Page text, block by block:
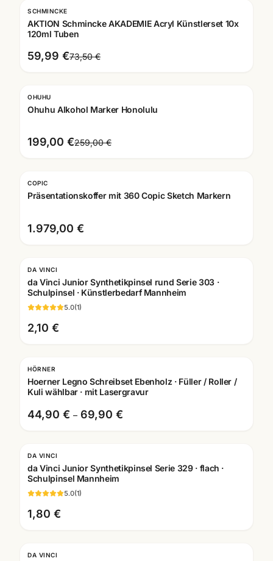
SCHMINCKE
AKTION Schmincke AKADEMIE Acryl Künstlerset 10x
120ml Tuben
59,99 €73,50 €
OHUHU
Ohuhu Alkohol Marker Honolulu
199,00 €259,00 €
COPIC
Präsentationskoffer mit 360 Copic Sketch Markern
1.979,00 €
DA VINCI
da Vinci Junior Synthetikpinsel rund Serie 303 ·
Schulpinsel · Künstlerbedarf Mannheim
5.0(1)
2,10 €
HÖRNER
Hoerner Legno Schreibset Ebenholz · Füller / Roller /
Kuli wählbar · mit Lasergravur
44,90 € – 69,90 €
DA VINCI
da Vinci Junior Synthetikpinsel Serie 329 · flach ·
Schulpinsel Mannheim
5.0(1)
1,80 €
DA VINCI